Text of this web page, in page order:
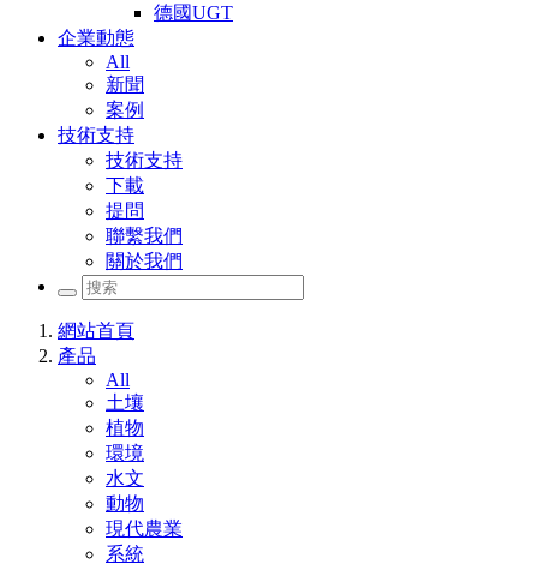
德國UGT
企業動態
All
新聞
案例
技術支持
技術支持
下載
提問
聯繫我們
關於我們
網站首頁
產品
All
土壤
植物
環境
水文
動物
現代農業
系統